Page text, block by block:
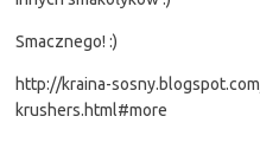
Smacznego! :)
http://kraina-
krushers.html#more